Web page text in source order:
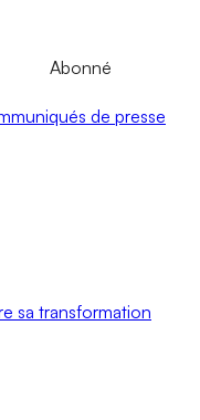
Abonné
de presse
sa transformation